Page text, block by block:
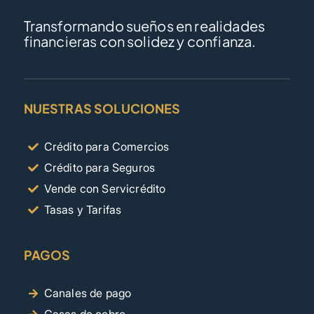
Transformando sueños en realidades
financieras con solidez y confianza.
NUESTRAS SOLUCIONES
Crédito para Comercios
Crédito para Seguros
Vende con Servicrédito
Tasas y Tarifas
PAGOS
Canales de pago